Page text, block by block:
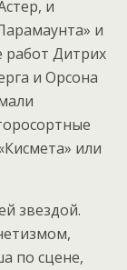
и
и
работ Дитрих
и Орсона
или
звездой.
по сцене,